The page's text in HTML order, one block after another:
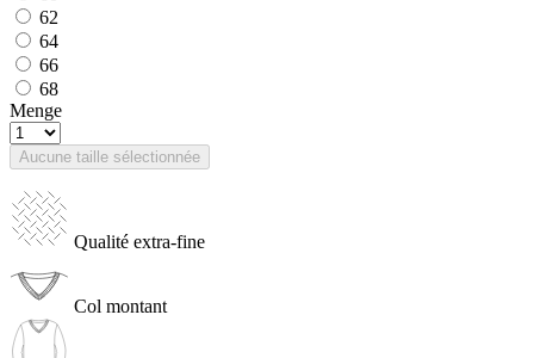
62
64
66
68
Menge
Aucune taille sélectionnée
Qualité extra-fine
Col montant